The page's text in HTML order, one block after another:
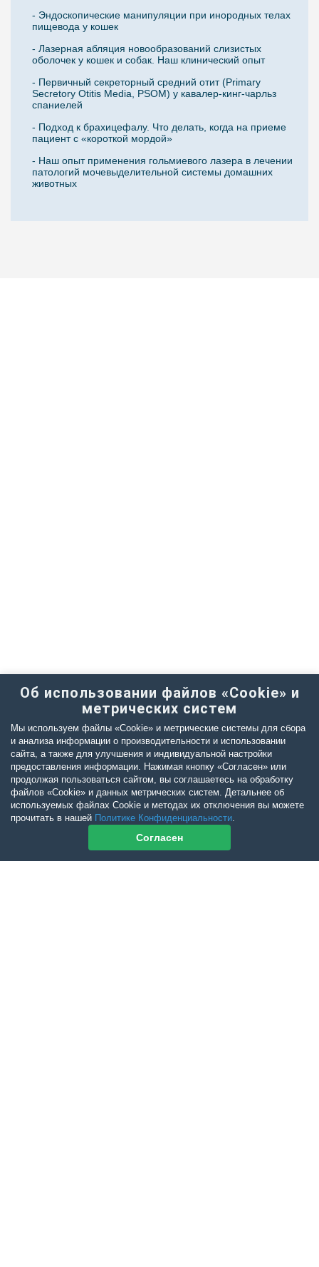
- Эндоскопические манипуляции при инородных телах
пищевода у кошек
- Лазерная абляция новообразований слизистых
оболочек у кошек и собак. Наш клинический опыт
- Первичный секреторный средний отит (Primary
Secretory Otitis Media, PSOM) у кавалер-кинг-чарльз
спаниелей
- Подход к брахицефалу. Что делать, когда на приеме
пациент с «короткой мордой»
- Наш опыт применения гольмиевого лазера в лечении
патологий мочевыделительной системы домашних
животных
Об использовании файлов «Cookie» и
метрических систем
Мы используем файлы «Cookie» и метрические системы для сбора
и анализа информации о производительности и использовании
сайта, а также для улучшения и индивидуальной настройки
предоставления информации. Нажимая кнопку «Согласен» или
продолжая пользоваться сайтом, вы соглашаетесь на обработку
файлов «Cookie» и данных метрических систем. Детальнее об
используемых файлах Cookie и методах их отключения вы можете
прочитать в нашей Политике Конфиденциальности.
Согласен